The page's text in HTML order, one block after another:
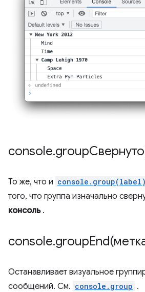
console.
То же, что и console.group(label)
того, что группа изначально
консоль.
console.groupEnd(
Останавливает визуальное
сообщений. См. console.group .